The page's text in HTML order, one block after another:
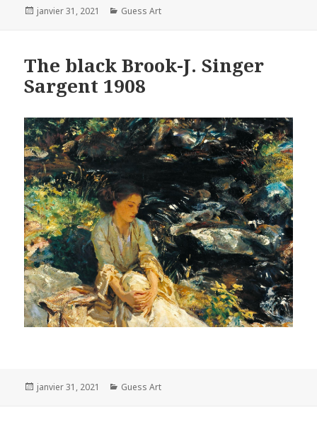
Posted
janvier 31, 2021 Categories
Guess Art
The black Brook-J. Singer
Sargent 1908
Posted
janvier 31, 2021 Categories
Guess Art